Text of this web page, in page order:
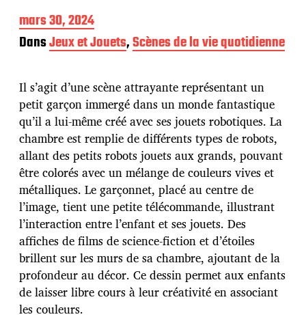
D
a
t
e
p
u
b
l
i
c
a
t
i
o
n
mars 30, 2024
DansJeux et Jouets,Scènes de la vie quotidienne
Il s’agit d’une scène attrayante représentant un
petit garçon immergé dans un monde fantastique
qu’il a lui-même créé avec ses jouets robotiques. La
chambre est remplie de différents types de robots,
allant des petits robots jouets aux grands, pouvant
être colorés avec un mélange de couleurs vives et
métalliques. Le garçonnet, placé au centre de
l’image, tient une petite télécommande, illustrant
l’interaction entre l’enfant et ses jouets. Des
affiches de films de science-fiction et d’étoiles
brillent sur les murs de sa chambre, ajoutant de la
profondeur au décor. Ce dessin permet aux enfants
de laisser libre cours à leur créativité en associant
les couleurs.